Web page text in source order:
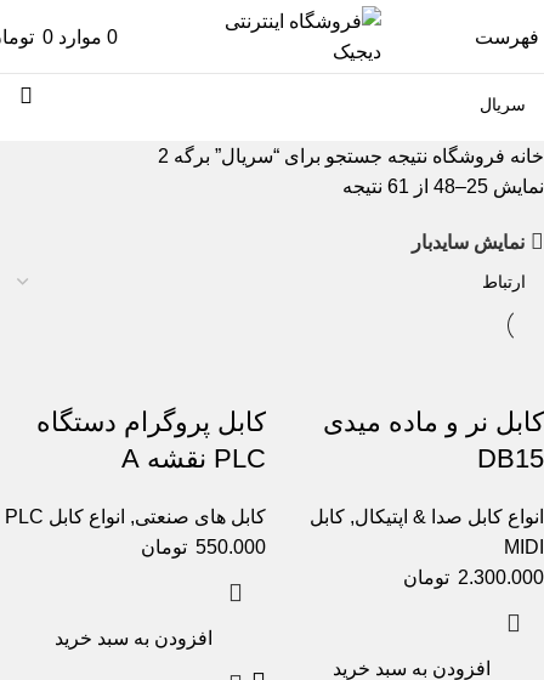
فهرست 0 موارد 0
خانه فروشگاه نتیجه جستجو برای “سریال” برگه 2
نمایش 25–48 از 61 نتیجه
نمایش سایدبار
کابل نر و ماده میدی
DB15
انواع کابل صدا & اپتیکال, کابل
MIDI
2.300.000 تومان
افزودن به سبد خرید
کابل پروگرام دستگاه
PLC نقشه A
کابل های صنعتی, انواع کابل PLC
550.000 تومان
افزودن به سبد خرید